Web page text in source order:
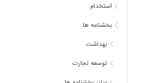
استخدام
بخشنامه ها
بهداشت
توسعه تجارت